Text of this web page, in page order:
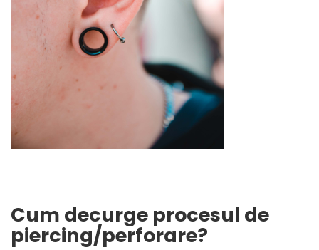
Cum decurge procesul de
piercing/perforare?